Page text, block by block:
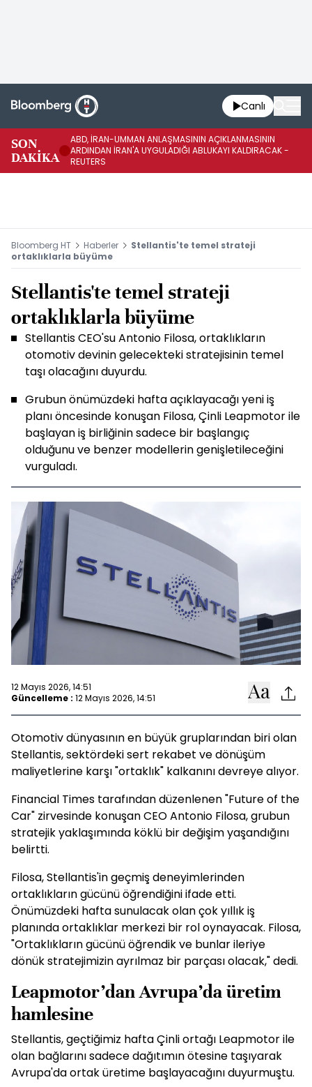
Canlı
SON
DAKİKA
ABD, İRAN-UMMAN ANLAŞMASININ AÇIKLANMASININ
ARDINDAN İRAN'A UYGULADIĞI ABLUKAYI KALDIRACAK -
REUTERS
Bloomberg HT Haberler
Stellantis'te temel strateji
ortaklıklarla büyüme
Stellantis'te temel strateji
ortaklıklarla büyüme
Stellantis CEO'su Antonio Filosa, ortaklıkların
otomotiv devinin gelecekteki stratejisinin temel
taşı olacağını duyurdu.
Grubun önümüzdeki hafta açıklayacağı yeni iş
planı öncesinde konuşan Filosa, Çinli Leapmotor ile
başlayan iş birliğinin sadece bir başlangıç
olduğunu ve benzer modellerin genişletileceğini
vurguladı.
12 Mayıs 2026, 14:51
Güncelleme : 12 Mayıs 2026, 14:51
Otomotiv dünyasının en büyük gruplarından biri olan
Stellantis, sektördeki sert rekabet ve dönüşüm
maliyetlerine karşı "ortaklık" kalkanını devreye alıyor.
Financial Times tarafından düzenlenen "Future of the
Car" zirvesinde konuşan CEO Antonio Filosa, grubun
stratejik yaklaşımında köklü bir değişim yaşandığını
belirtti.
Filosa, Stellantis'in geçmiş deneyimlerinden
ortaklıkların gücünü öğrendiğini ifade etti.
Önümüzdeki hafta sunulacak olan çok yıllık iş
planında ortaklıklar merkezi bir rol oynayacak. Filosa,
"Ortaklıkların gücünü öğrendik ve bunlar ileriye
dönük stratejimizin ayrılmaz bir parçası olacak," dedi.
Leapmotor’dan Avrupa’da üretim
hamlesine
Stellantis, geçtiğimiz hafta Çinli ortağı Leapmotor ile
olan bağlarını sadece dağıtımın ötesine taşıyarak
Avrupa'da ortak üretime başlayacağını duyurmuştu.